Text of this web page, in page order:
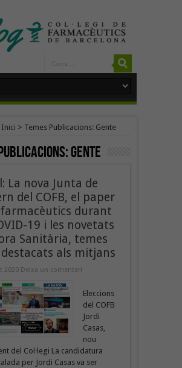
Inici > Temes Publicacions: Gente
Gente
La nova Junta de
del COFB, el paper
durant
19 i les novetats
Sanitària, temes
destacats als mitjans
2020 Deixa un comentari
Eleccions
del COFB
Jordi
Casas,
nou
del Col·legi La candidatura
per Jordi Casas va ser